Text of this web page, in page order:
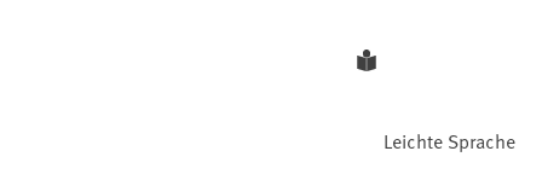
Leichte Sprache